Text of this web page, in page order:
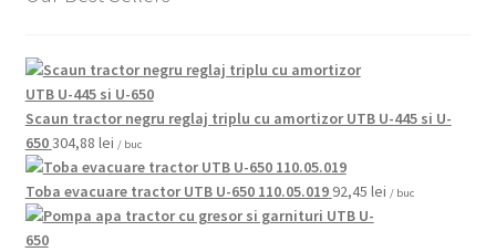
Scaun tractor negru reglaj triplu cu amortizor UTB U-445 si U-
650304,88 lei / buc
Toba evacuare tractor UTB U-650 110.05.019 92,45 lei / buc